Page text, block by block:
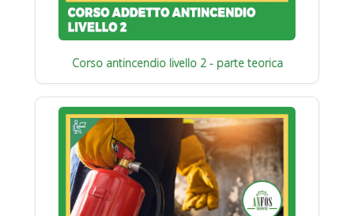
Corso antincendio livello 2 - parte teorica